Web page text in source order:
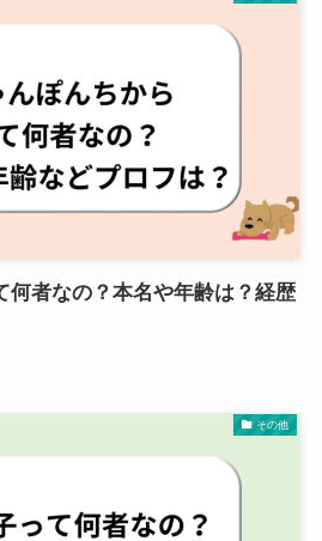
何者なの？本名や年齢は？経歴
その他